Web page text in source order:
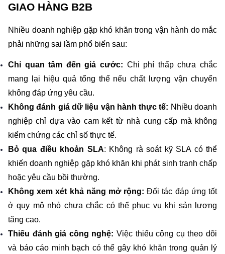
GIAO HÀNG B2B
Nhiều doanh nghiệp gặp khó khăn trong vận hành do mắc
phải những sai lầm phổ biến sau:
Chỉ quan tâm đến giá cước: Chi phí thấp chưa chắc
mang lại hiệu quả tổng thể nếu chất lượng vận chuyển
không đáp ứng yêu cầu.
Không đánh giá dữ liệu vận hành thực tế: Nhiều doanh
nghiệp chỉ dựa vào cam kết từ nhà cung cấp mà không
kiểm chứng các chỉ số thực tế.
Bỏ qua điều khoản SLA: Không rà soát kỹ SLA có thể
khiến doanh nghiệp gặp khó khăn khi phát sinh tranh chấp
hoặc yêu cầu bồi thường.
Không xem xét khả năng mở rộng: Đối tác đáp ứng tốt
ở quy mô nhỏ chưa chắc có thể phục vụ khi sản lượng
tăng cao.
Thiếu đánh giá công nghệ: Việc thiếu công cụ theo dõi
và báo cáo minh bạch có thể gây khó khăn trong quản lý